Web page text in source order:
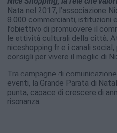
Nata nel 2017, l’associazione
8.000 commercianti, istituzioni
l’obiettivo di promuovere il
le attività culturali della città.
niceshopping.fr e i canali social,
consigli per vivere il meglio di
Tra campagne di
eventi, la Grande Parata di
punta, capace di crescere di
risonanza.